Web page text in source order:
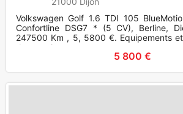
Volkswagen Golf 1.6 TDI 105
Confortline DSG7 * (5 CV), Berline,
247500 Km , 5, 5800 €. Equipements et
de pressio
5 800 €